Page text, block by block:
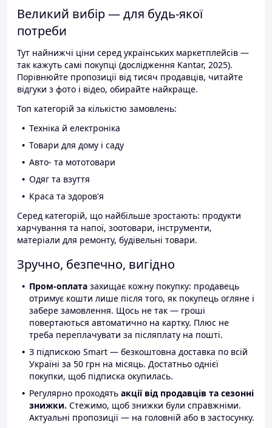
Великий вибір — для будь-якої
потреби
Тут найнижчі ціни серед українських маркетплейсів —
так кажуть самі покупці (дослідження Kantar, 2025).
Порівнюйте пропозиції від тисяч продавців, читайте
відгуки з фото і відео, обирайте найкраще.
Топ категорій за кількістю замовлень:
Техніка й електроніка
Товари для дому і саду
Авто- та мототовари
Одяг та взуття
Краса та здоров'я
Серед категорій, що найбільше зростають: продукти
харчування та напої, зоотовари, інструменти,
матеріали для ремонту, будівельні товари.
Зручно, безпечно, вигідно
Пром-оплата захищає кожну покупку: продавець
отримує кошти лише після того, як покупець огляне і
забере замовлення. Щось не так — гроші
повертаються автоматично на картку. Плюс не
треба переплачувати за післяплату на пошті.
З підпискою Smart — безкоштовна доставка по всій
Україні за 50 грн на місяць. Достатньо однієї
покупки, щоб підписка окупилась.
Регулярно проходять акції від продавців та сезонні
знижки. Стежимо, щоб знижки були справжніми.
Актуальні пропозиції — на головній або в застосунку.